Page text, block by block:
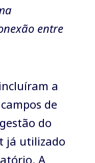
entre
a
de
do
já utilizado
A